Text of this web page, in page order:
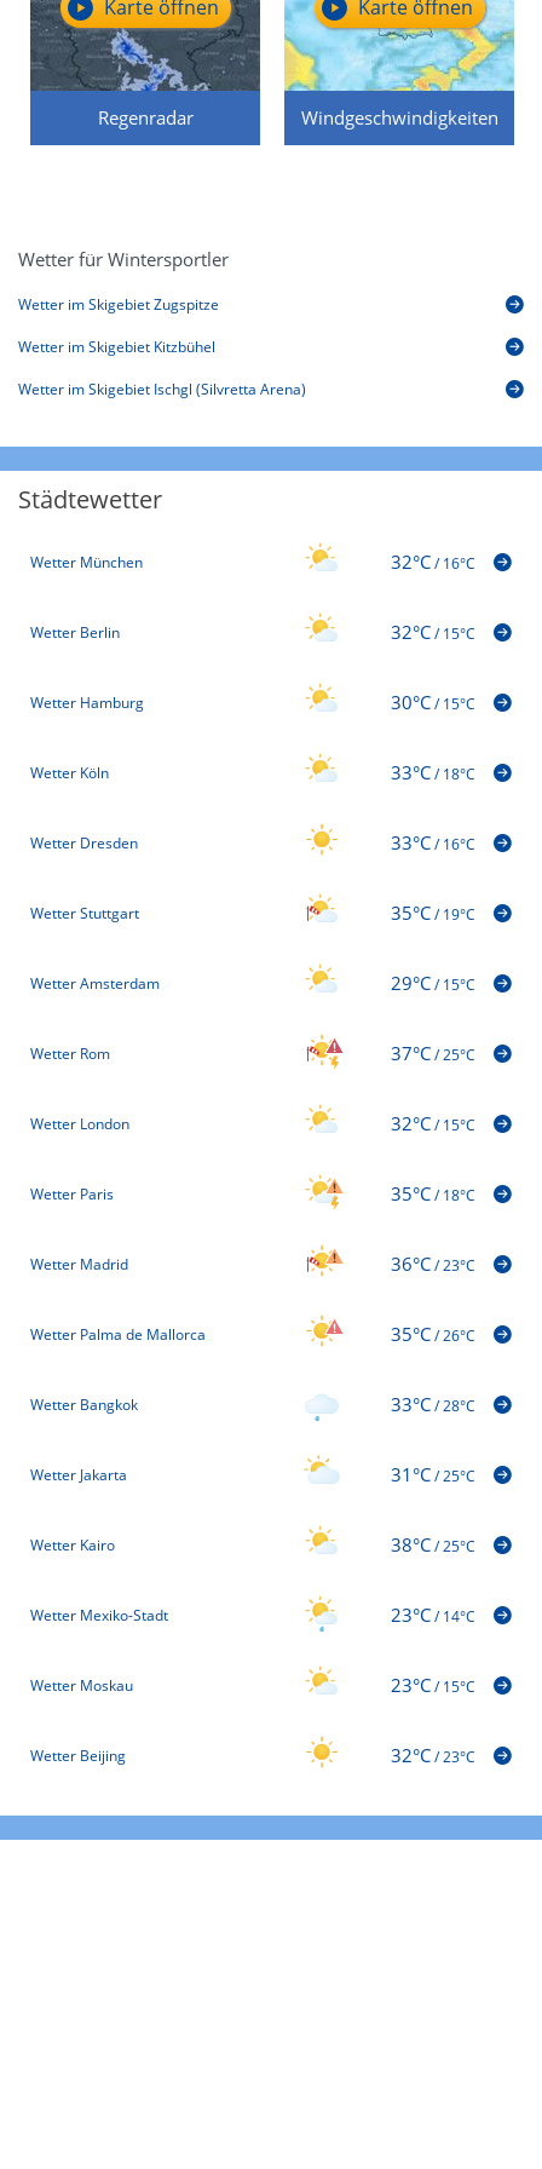
Regenradar
Karte öffnen
Windgeschwindigkeiten
Karte öffnen
Wetter für Wintersportler
Wetter im Skigebiet Zugspitze
Wetter im Skigebiet Kitzbühel
Wetter im Skigebiet Ischgl (Silvretta Arena)
Städtewetter
Wetter München 32°C/16°C
Wetter Berlin 32°C/15°C
Wetter Hamburg 30°C/15°C
Wetter Köln 33°C/18°C
Wetter Dresden 33°C/16°C
Wetter Stuttgart 35°C/19°C
Wetter Amsterdam 29°C/15°C
Wetter Rom 37°C/25°C
Wetter London 32°C/15°C
Wetter Paris 35°C/18°C
Wetter Madrid 36°C/23°C
Wetter Palma de Mallorca 35°C/26°C
Wetter Bangkok 33°C/28°C
Wetter Jakarta 31°C/25°C
Wetter Kairo 38°C/25°C
Wetter Mexiko-Stadt 23°C/14°C
Wetter Moskau 23°C/15°C
Wetter Beijing 32°C/23°C